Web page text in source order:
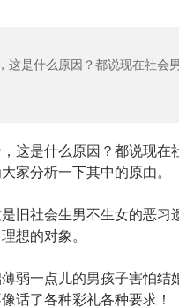
是什么原因？都说现在社会
这是什么原因？都说现在
家分析一下其中的原由。
旧社会生男不生女的恶习
想的对象。
弱一点儿的男孩子害怕结
话了各种彩礼各种要求！